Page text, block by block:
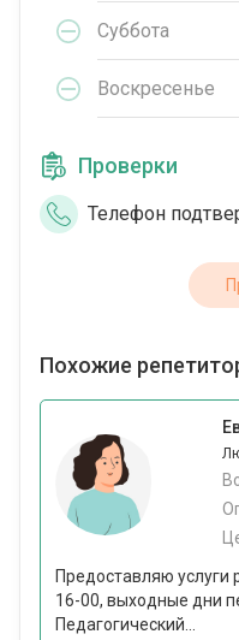
Суббота
Воскресенье
Проверки
Телефон
Похожие
Предоставляю услуги
16-00, выходные дни
Педагогический...